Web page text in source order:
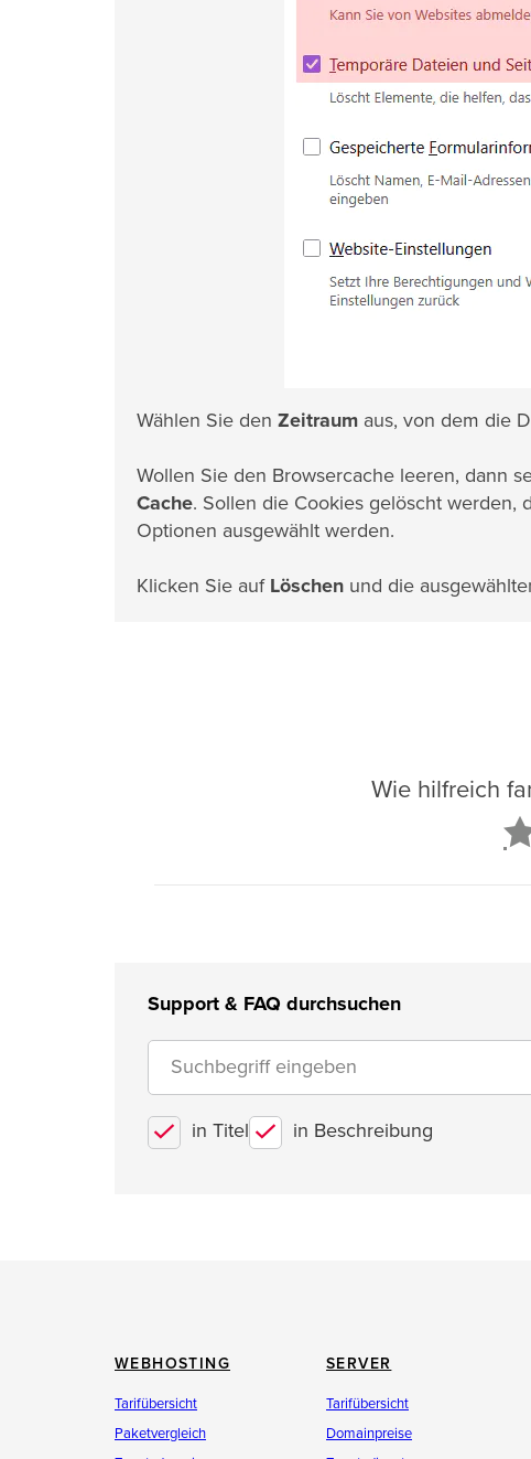
Wählen Sie den Zeitraum aus, von dem die
Wollen Sie den Browsercache leeren, dann
Cache. Sollen die Cookies gelöscht werden,
Optionen ausgewählt werden.
Klicken Sie auf Löschen und die
Wie hilfreich
Support & FAQ durchsuchen
in Titel in Beschreibung
WEBHOSTING
Tarifübersicht
Paketvergleich
SERVER
Tarifübersicht
Domainpreise